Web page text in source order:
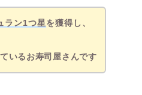
ラン1つ星を獲得し、
いるお寿司屋さんです